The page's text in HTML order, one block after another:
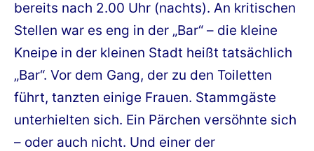
bereits nach 2.00 Uhr (nachts). An kritischen
Stellen war es eng in der „Bar“ – die kleine
Kneipe in der kleinen Stadt heißt tatsächlich
„Bar“. Vor dem Gang, der zu den Toiletten
führt, tanzten einige Frauen. Stammgäste
unterhielten sich. Ein Pärchen versöhnte sich
– oder auch nicht. Und einer der